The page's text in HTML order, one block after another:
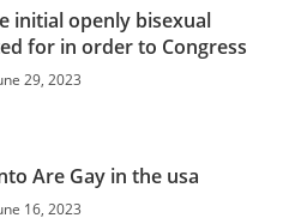
initial openly bisexual
for in order to Congress
29, 2023
Are Gay in the usa
16, 2023